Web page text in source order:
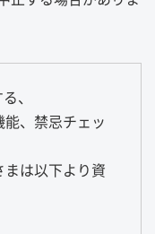
、
、禁忌チェッ
まは以下より資